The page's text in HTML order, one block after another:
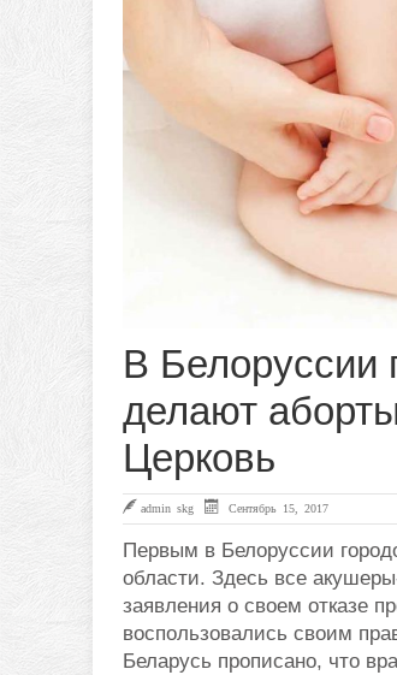
В Белоруссии
делают
Церковь
admin skg Сентябрь 15, 2017
Первым в Белоруссии
области. Здесь все
заявления о своем отказе
воспользовались своим
Беларусь прописано, что